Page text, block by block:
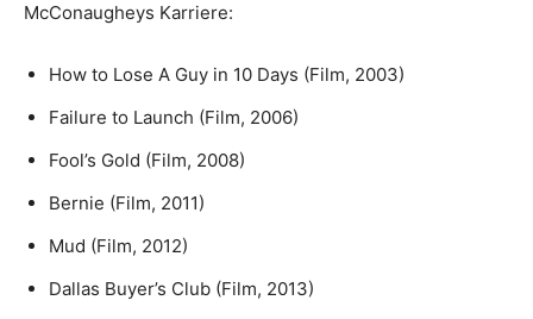
McConaugheys Karriere:
How to Lose A Guy in 10 Days (Film, 2003)
Failure to Launch (Film, 2006)
Fool’s Gold (Film, 2008)
Bernie (Film, 2011)
Mud (Film, 2012)
Dallas Buyer’s Club (Film, 2013)